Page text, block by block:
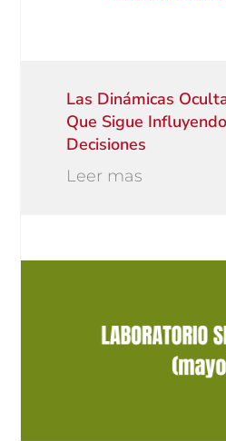
Las Dinámicas
Que Sigue
Decisiones
Leer mas